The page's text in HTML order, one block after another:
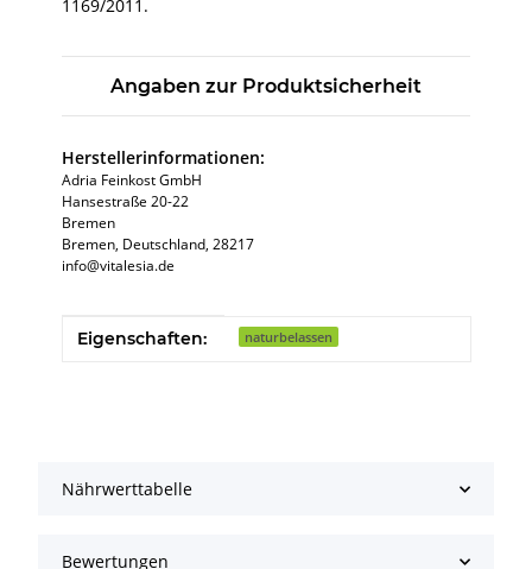
1169/2011.
Angaben zur Produktsicherheit
Herstellerinformationen:
Adria Feinkost GmbH
Hansestraße 20-22
Bremen
Bremen, Deutschland, 28217
info@vitalesia.de
Produkteigenschaft
Wert
Eigenschaften: naturbelassen
Nährwerttabelle
Bewertungen